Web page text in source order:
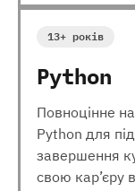
13+ років
Python
Повноцінне
Python для
завершення
свою кар’єру